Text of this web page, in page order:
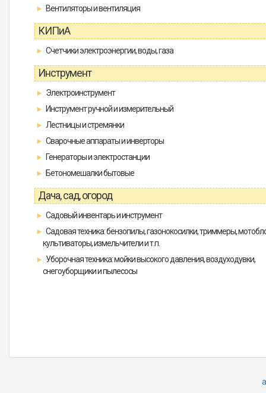
Вентиляторы и вентиляция
КИПиА
Счетчики электроэнергии, воды, газа
Инструмент
Электроинструмент
Инструмент ручной и измерительный
Лестницы и стремянки
Сварочные аппараты и инверторы
Генераторы и электростанции
Бетономешалки бытовые
Дача, сад, огород
Садовый инвентарь и инструмент
Садовая техника: бензопилы, газонокосилки, триммеры,
культиваторы, измельчители и т.п.
Уборочная техника: мойки высокого давления, воздуходувки,
снегоуборщики и пылесосы